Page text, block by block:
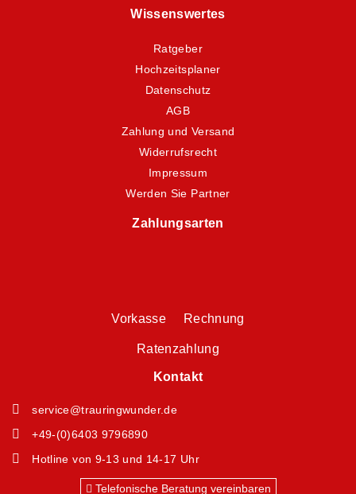
Wissenswertes
Ratgeber
Hochzeitsplaner
Datenschutz
AGB
Zahlung und Versand
Widerrufsrecht
Impressum
Werden Sie Partner
Zahlungsarten
Vorkasse Rechnung
Ratenzahlung
Kontakt
service@trauringwunder.de
+49-(0)6403 9796890
Hotline von 9-13 und 14-17 Uhr
Telefonische Beratung vereinbaren